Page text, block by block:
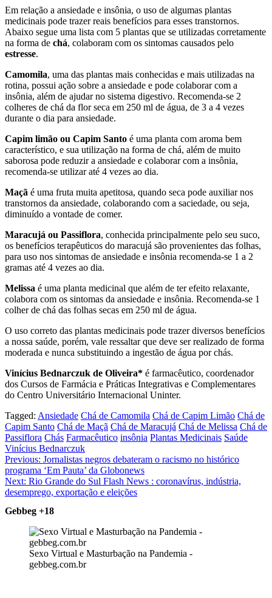
Em relação a ansiedade e insônia, o uso de algumas plantas
medicinais pode trazer reais benefícios para esses transtornos.
Abaixo segue uma lista com 5 plantas que se utilizadas corretamente
na forma de chá, colaboram com os sintomas causados pelo
estresse.
Camomila, uma das plantas mais conhecidas e mais utilizadas na
rotina, possui ação sobre a ansiedade e pode colaborar com a
insônia, além de ajudar no sistema digestivo. Recomenda-se 2
colheres de chá da flor seca em 250 ml de água, de 3 a 4 vezes
durante o dia para ansiedade.
Capim limão ou Capim Santo é uma planta com aroma bem
característico, e sua utilização na forma de chá, além de muito
saborosa pode reduzir a ansiedade e colaborar com a insônia,
recomenda-se utilizar até 4 vezes ao dia.
Maçã é uma fruta muita apetitosa, quando seca pode auxiliar nos
transtornos da ansiedade, colaborando com a saciedade, ou seja,
diminuído a vontade de comer.
Maracujá ou Passiflora, conhecida principalmente pelo seu suco,
os benefícios terapêuticos do maracujá são provenientes das folhas,
para uso nos sintomas de ansiedade e insônia recomenda-se 1 a 2
gramas até 4 vezes ao dia.
Melissa é uma planta medicinal que além de ter efeito relaxante,
colabora com os sintomas da ansiedade e insônia. Recomenda-se 1
colher de chá das folhas secas em 250 ml de água.
O uso correto das plantas medicinais pode trazer diversos benefícios
a nossa saúde, porém, vale ressaltar que deve ser realizado de forma
moderada e nunca substituindo a ingestão de água por chás.
Vinícius Bednarczuk de Oliveira* é farmacêutico, coordenador
dos Cursos de Farmácia e Práticas Integrativas e Complementares
do Centro Universitário Internacional Uninter.
Tagged: Ansiedade Chá de Camomila Chá de Capim Limão Chá de
Capim Santo Chá de Maçã Chá de Maracujá Chá de Melissa Chá de
Passiflora Chás Farmacêutico insônia Plantas Medicinais Saúde
Vinícius Bednarczuk
Navegação
de
Post
Previous: Jornalistas negros debateram o racismo no histórico
programa ‘Em Pauta’ da Globonews
Next: Rio Grande do Sul Flash News : coronavírus, indústria,
desemprego, exportação e eleições
Gebbeg +18
Sexo Virtual e Masturbação na Pandemia -
gebbeg.com.br